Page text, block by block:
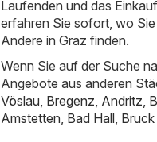
Laufenden und das
erfahren Sie sofort, wo
Andere in Graz finden.
Wenn Sie auf der Suche
Angebote aus anderen
Vöslau Bregenz Andritz
Amstetten Bad Hall